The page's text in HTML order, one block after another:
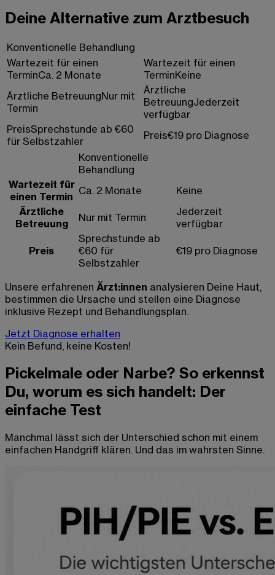
Deine Alternative zum Arztbesuch
Konventionelle Behandlung
Wartezeit für einen
TerminCa. 2 Monate
Wartezeit für einen
TerminKeine
Ärztliche BetreuungNur mit
Termin
Ärztliche
BetreuungJederzeit
verfügbar
PreisSprechstunde ab €60
für Selbstzahler
Preis€19 pro Diagnose
Konventionelle
Behandlung
Wartezeit für
einen Termin Ca. 2 Monate
Keine
Ärztliche
Betreuung
Nur mit Termin
Jederzeit
verfügbar
Preis
Sprechstunde ab
€60 für
Selbstzahler
€19 pro Diagnose
Unsere erfahrenen Ärzt:innen analysieren Deine Haut,
bestimmen die Ursache und stellen eine Diagnose
inklusive Rezept und Behandlungsplan.
Jetzt Diagnose erhalten
Kein Befund, keine Kosten!
Pickelmale oder Narbe? So erkennst
Du, worum es sich handelt: Der
einfache Test
Manchmal lässt sich der Unterschied schon mit einem
einfachen Handgriff klären. Und das im wahrsten Sinne.